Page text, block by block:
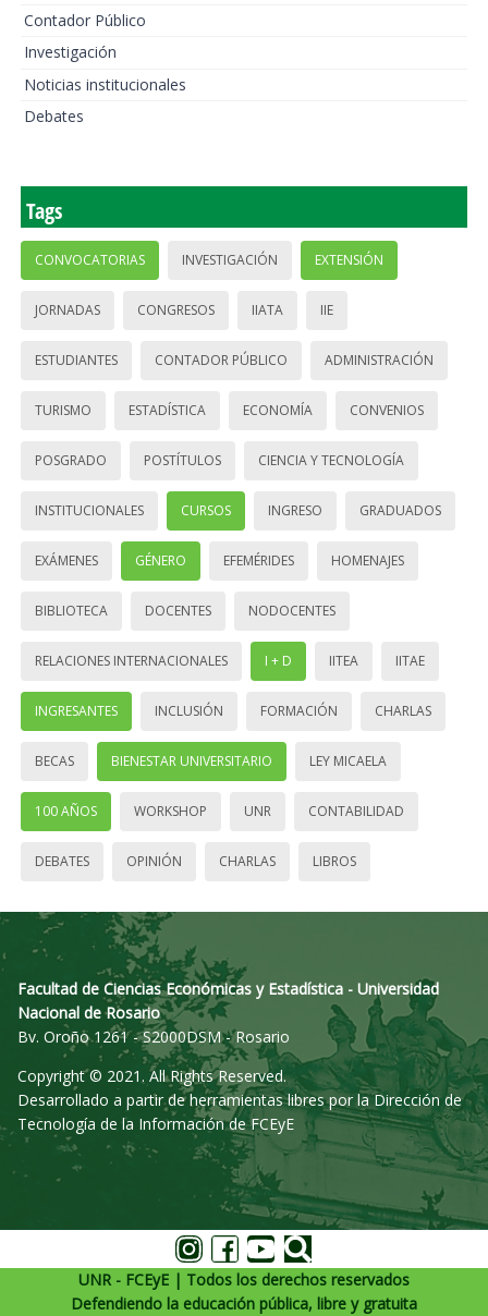
Contador Público
Investigación
Noticias institucionales
Debates
Tags
CONVOCATORIAS INVESTIGACIÓN EXTENSIÓN
JORNADAS CONGRESOS IIATA IIE
ESTUDIANTES CONTADOR PÚBLICO ADMINISTRACIÓN
TURISMO ESTADÍSTICA ECONOMÍA CONVENIOS
POSGRADO POSTÍTULOS CIENCIA Y TECNOLOGÍA
INSTITUCIONALES CURSOS INGRESO GRADUADOS
EXÁMENES GÉNERO EFEMÉRIDES HOMENAJES
BIBLIOTECA DOCENTES NODOCENTES
RELACIONES INTERNACIONALES I + D IITEA IITAE
INGRESANTES INCLUSIÓN FORMACIÓN CHARLAS
BECAS BIENESTAR UNIVERSITARIO LEY MICAELA
100 AÑOS WORKSHOP UNR CONTABILIDAD
DEBATES OPINIÓN CHARLAS LIBROS
Facultad de Ciencias Económicas y Estadística - Universidad
Nacional de Rosario
Bv. Oroño 1261 - S2000DSM - Rosario
Copyright © 2021. All Rights Reserved.
Desarrollado a partir de herramientas libres por la Dirección de
Tecnología de la Información de FCEyE
UNR - FCEyE | Todos los derechos reservados
Defendiendo la educación pública, libre y gratuita